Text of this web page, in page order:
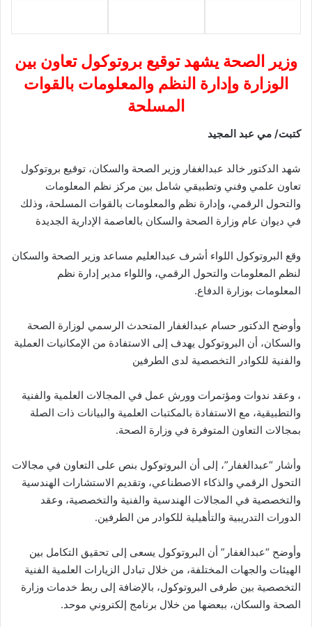
وزير الصحة يشهد توقيع بروتوكول تعاون بين
الوزارة وإدارة النظم والمعلومات بالقوات
المسلحة
كتبت/ مي عبد المجيد
شهد الدكتور خالد عبدالغفار وزير الصحة والسكان، توقيع بروتوكول
تعاون علمي وفني وتطبيقي شامل بين مركز نظم المعلومات
والتحول الرقمي، وإدارة نظم والمعلومات بالقوات المسلحة، وذلك
في ديوان عام وزارة الصحة والسكان بالعاصمة الإدارية الجديدة
وقع البروتوكول اللواء أشرف عبدالعليم مساعد وزير الصحة والسكان
لنظم المعلومات والتحول الرقمي، واللواء مدير إدارة نظم
المعلومات بوزارة الدفاع.
وأوضح الدكتور حسام عبدالغفار المتحدث الرسمي لوزارة الصحة
والسكان، أن البروتوكول يهدف إلى الاستفادة من الإمكانيات العملية
والفنية للكوادر التخصصية لدى الطرفين
، وعقد ندوات ومؤتمرات وورش عمل في المجالات العلمية والفنية
والتطبيقية، مع الاستفادة بالمكتبات العلمية والبيانات ذات الصلة
بمجالات التعاون المتوفرة في وزارة الصحة.
وأشار “عبدالغفار”، إلى أن البروتوكول بنص على التعاون في مجالات
التحول الرقمي والذكاء الاصطناعي، وتقديم الاستشارات الهندسية
والتخصصية في المجالات الهندسية والفنية والتخصصية، وعقد
الدورات التدريبية والتأهيلية للكوادر من الطرفين.
وأوضح “عبدالغفار” أن البروتوكول يسعى إلى تحقيق التكامل بين
الهيئات والجهات المختلفة، من خلال تبادل الزيارات العلمية الفنية
التخصصية بين طرفى البروتوكول، بالإضافة إلى ربط خدمات وزارة
الصحة والسكان، ببعضها من خلال برنامج إلكتروني موحد.